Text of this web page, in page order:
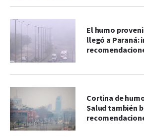
El humo
llegó a Paraná:
Cortina de
Salud también